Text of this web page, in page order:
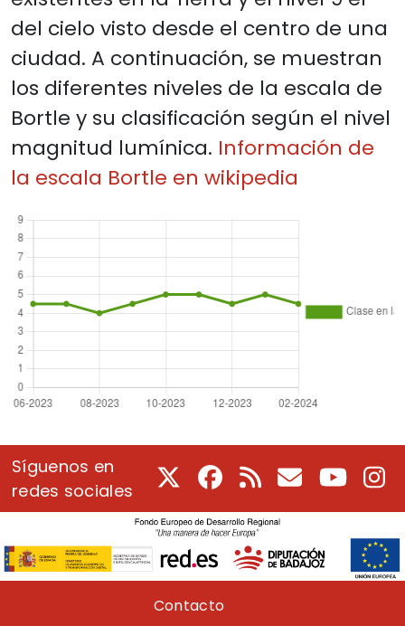
del cielo visto desde el centro de una
ciudad. A continuación, se muestran
los diferentes niveles de la escala de
Bortle y su clasificación según el nivel
magnitud lumínica. Información de
la escala Bortle en wikipedia
Síguenos en
redes sociales
Facebook
RSS CorreoYoutube
Pie de páginaContacto